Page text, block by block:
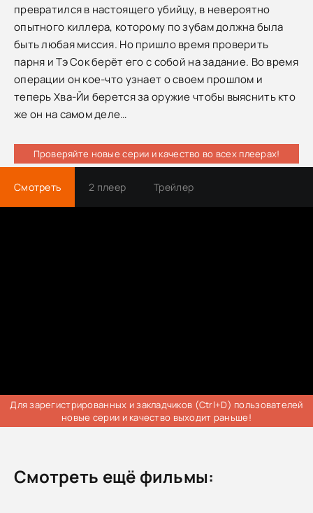
превратился в настоящего убийцу, в невероятно
опытного киллера, которому по зубам должна была
быть любая миссия. Но пришло время проверить
парня и Тэ Сок берёт его с собой на задание. Во время
операции он кое-что узнает о своем прошлом и
теперь Хва-Йи берется за оружие чтобы выяснить кто
же он на самом деле…
Проверяйте новые серии и качество во всех плеерах!
Смотреть 2 плеер Трейлер
Для зарегистрированных и закладчиков (Ctrl+D) пользователей
новые серии и качество выходит раньше!
Смотреть ещё фильмы: